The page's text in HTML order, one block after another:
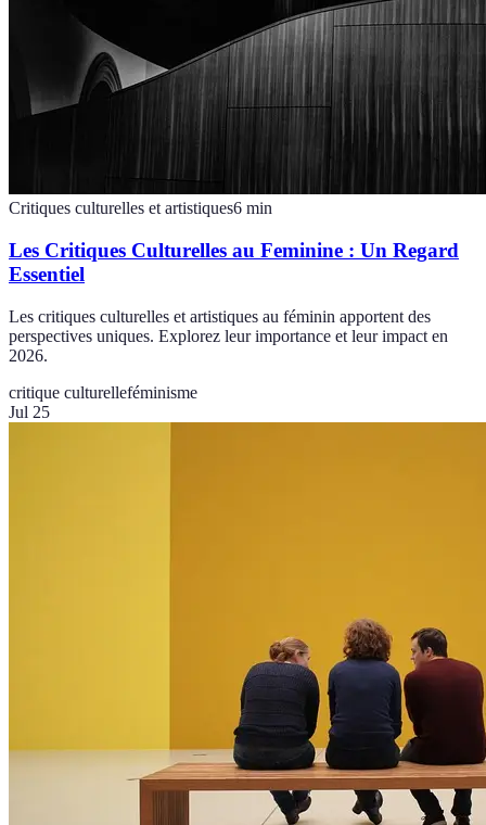
Critiques culturelles et artistiques6 min
Les Critiques Culturelles au Feminine : Un Regard
Essentiel
Les critiques culturelles et artistiques au féminin apportent des
perspectives uniques. Explorez leur importance et leur impact en
2026.
critique culturelleféminisme
Jul 25